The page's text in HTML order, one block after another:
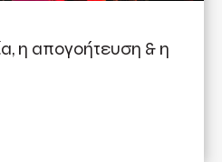
η απογοήτευση & η